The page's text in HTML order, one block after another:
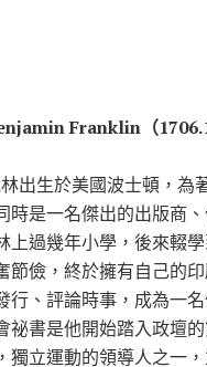
Franklin（
生於美國波士頓，為
時是一名傑出的出版商、
過幾年小學，後來輟學
節儉，終於擁有自己的
行、評論時事，成為一
祕書是他開始踏入政壇
獨立運動的領導人之一